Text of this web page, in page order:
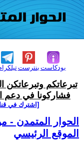
بنترست بودكاست
تبرعاتكم وتبرعاتكن
فشاركونا في دعم
[اشترك في
الحوار المتمدن -
الموقع الرئيسي